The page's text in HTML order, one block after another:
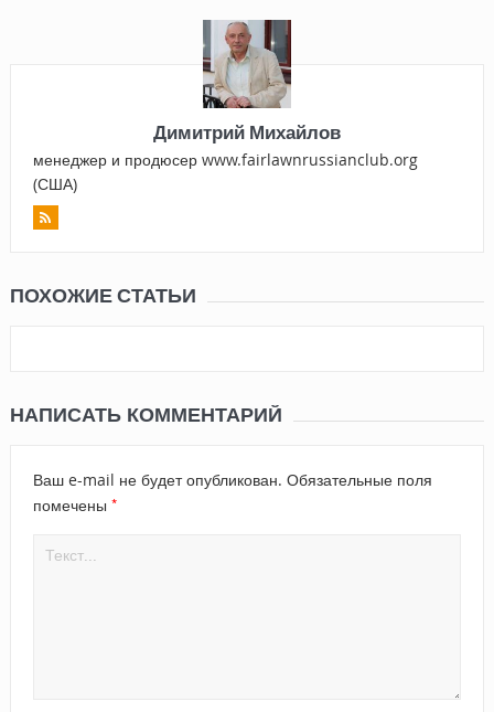
Димитрий Михайлов
менеджер и продюсер www.fairlawnrussianclub.org
(США)
ПОХОЖИЕ СТАТЬИ
НАПИСАТЬ КОММЕНТАРИЙ
Ваш e-mail не будет опубликован. Обязательные поля
помечены *